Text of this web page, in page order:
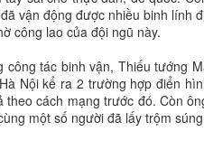
vận động được nhiều binh lính
công lao của đội ngũ này.
công tác binh vận, Thiếu tướng
Nội kể ra 2 trường hợp điển
cách mạng trước đó. Còn
một số người đã lấy trộm